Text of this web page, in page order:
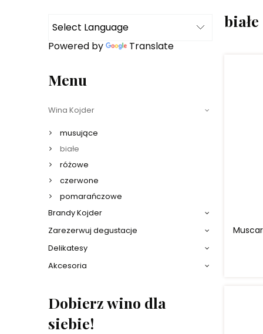
Powered by Translate
Menu
Wina Kojder
musujące
białe
różowe
czerwone
pomarańczowe
Brandy Kojder
Zarezerwuj degustacje
Delikatesy
Akcesoria
Dobierz wino dla
siebie!
białe